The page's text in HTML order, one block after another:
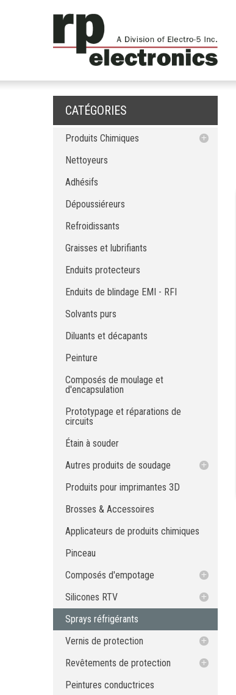
CATÉGORIES
Produits Chimiques
Nettoyeurs
Refroidissants
Graisses et lubrifiants
Enduits de blindage EMI - RFI
Solvants purs
Composés de moulage et
Prototypage et réparations de circuits
Étain à souder
Tresse à dessouder
Nettoyant de flux
Polisseur de pointes
Produits pour imprimantes 3D
Applicateurs de produits chimiques
Composés d'empotage en silicone
Outils et accessoires de distribution
Silicones RTV
Apprêts silicone RTV
Sprays réfrigérants
Sprays de revêtement de protection
Revêtements de protection
Revêtements de protection époxy
Peintures conductrices
Nettoyeurs
Adhésifs
Dépoussiéreurs
Refroidissants
Graisses et lubrifiants
Enduits protecteurs
Enduits de blindage EMI - RFI
Solvants purs
Diluants et décapants
Peinture
Composés de moulage et
d'encapsulation
Prototypage et réparations de
circuits
Étain à souder
Autres produits de soudage
Tresse à dessouder
Pâte à souder
Masque à soudure
Produits pour imprimantes 3D
Brosses & Accessoires
Applicateurs de produits chimiques
Pinceau
Composés d'empotage
Composés d'empotage en silicone
RTV
Outils et accessoires de distribution
Silicones RTV
Apprêts silicone RTV
Sprays réfrigérants
Vernis de protection
Sprays de revêtement de protection
Revêtements de protection
Revêtements de protection époxy
Peintures conductrices